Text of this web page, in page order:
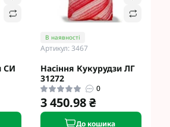
СИ
В наявності
Артикул: 3467
Насіння Кукурудзи ЛГ
31272
0
3 450.98 ₴
До кошика